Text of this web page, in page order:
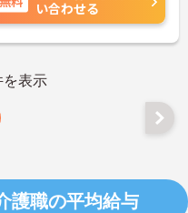
い合わせる
を表示
護職の平均給与